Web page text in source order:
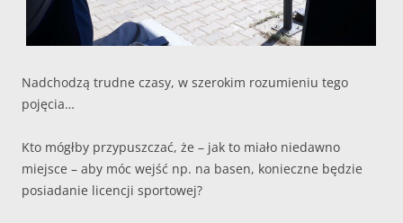
Nadchodzą trudne czasy, w szerokim rozumieniu tego
pojęcia…
Kto mógłby przypuszczać, że – jak to miało niedawno
miejsce – aby móc wejść np. na basen, konieczne będzie
posiadanie licencji sportowej?